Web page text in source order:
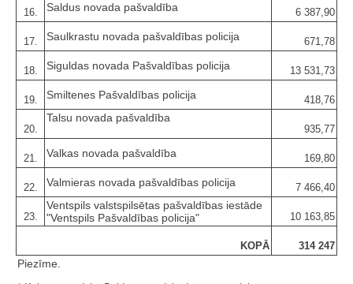
16. Saldus novada pašvaldība 6 387,90
17. Saulkrastu novada pašvaldības policija 671,78
18. Siguldas novada Pašvaldības policija 13 531,73
19. Smiltenes Pašvaldības policija 418,76
20.
Talsu novada pašvaldība
935,77
21. Valkas novada pašvaldība 169,80
22. Valmieras novada pašvaldības policija 7 466,40
23.
Ventspils valstspilsētas pašvaldības iestāde
"Ventspils Pašvaldības policija"
10 163,85
KOPĀ 314 247
Piezīme.